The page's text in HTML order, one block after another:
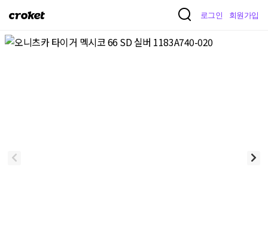
크
켓
로그인 회원가입